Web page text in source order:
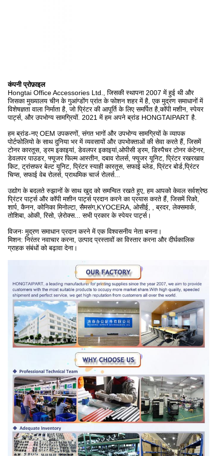
कंपनी प्रोफ़ाइल
Hongtai Office Accessories Ltd., जिसकी स्थापना 2007 में हुई थी और
जिसका मुख्यालय चीन के गुआंग्डोंग प्रांत के फोशन शहर में है, एक मुद्रण समाधानों में
विशेषज्ञता वाला निर्माता है, जो प्रिंटर की आपूर्ति के लिए समर्पित है,कॉपी मशीन, स्पेयर
पार्ट्स, और उपभोग्य सामग्रियों. 2021 में हम अपने ब्रांड HONGTAIPART है.
हम ब्रांड-नए OEM उपकरणों, संगत भागों और उपभोग्य सामग्रियों के व्यापक
पोर्टफोलियो के साथ दुनिया भर में व्यवसायों और उपभोक्ताओं की सेवा करते हैं, जिसमें
टोनर कारतूस, ड्रम इकाइयां, डेवलपर इकाइयां,ओपीसी ड्रम, डिस्पैचर टोनर कंटेनर,
डेवलपर पाउडर, फ्यूजर फिल्म आस्तीन, दबाव रोलर्स, फ्यूजर यूनिट, प्रिंटर रखरखाव
किट, ट्रांसफर बेल्ट यूनिट, प्रिंटर स्याही कारतूस, सफाई ब्लेड, प्रिंटर बोर्ड,प्रिंटर
चिप्स, सफाई वेब रोलर्स, प्राथमिक चार्ज रोलर्स...
उद्योग के बदलते रुझानों के साथ खुद को समन्वित रखते हुए, हम आपको केवल सर्वश्रेष्ठ
प्रिंटर पार्ट्स और कॉपी मशीन पार्ट्स प्रदान करने का प्रयास करते हैं, जिसमें रिको,
शार्प, कैनन, कोनिका मिनोल्टा, सैमसंग,KYOCERA, ओसीई, , ब्रदर, लेक्समार्क,
तोशिबा, ओकी, रिसो, ज़ेरोक्स... सभी प्रकार के स्पेयर पार्ट्स।
विजनः मुद्रण समाधान प्रदान करने में एक विश्वसनीय नेता बनना।
मिशन: निरंतर नवाचार करना, उत्पाद प्रस्तावों का विस्तार करना और दीर्घकालिक
ग्राहक संबंधों को बढ़ावा देना।